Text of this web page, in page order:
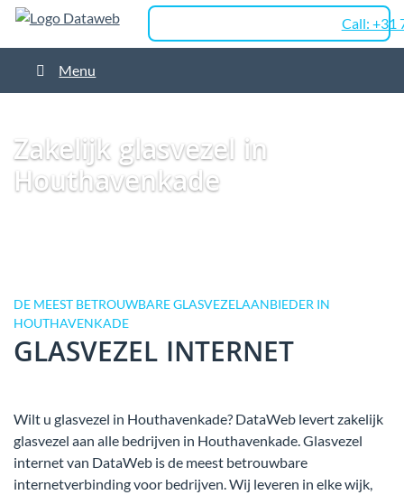
Call: +31
Menu
Zakelijk glasvezel in
Houthavenkade
DE MEEST BETROUWBARE GLASVEZELAANBIEDER IN
HOUTHAVENKADE
GLASVEZEL INTERNET
Wilt u glasvezel in Houthavenkade? DataWeb levert zakelijk
glasvezel aan alle bedrijven in Houthavenkade. Glasvezel
internet van DataWeb is de meest betrouwbare
internetverbinding voor bedrijven. Wij leveren in elke wijk,